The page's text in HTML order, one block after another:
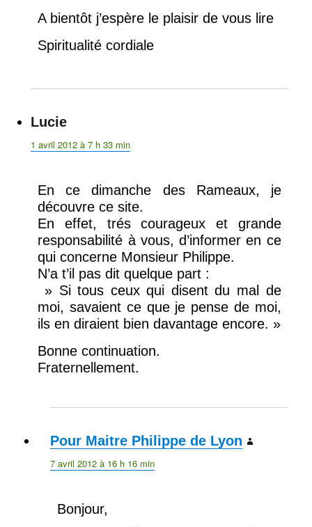
A bientôt j’espère le plaisir de vous lire
Spiritualité cordiale
Lucie
1 avril 2012 à 7 h 33 min
En ce dimanche des Rameaux, je
découvre ce site.
En effet, trés courageux et grande
responsabilité à vous, d’informer en ce
qui concerne Monsieur Philippe.
N’a t’il pas dit quelque part :
» Si tous ceux qui disent du mal de
moi, savaient ce que je pense de moi,
ils en diraient bien davantage encore. »
Bonne continuation.
Fraternellement.
Pour Maitre Philippe de Lyon
7 avril 2012 à 16 h 16 min
Bonjour,